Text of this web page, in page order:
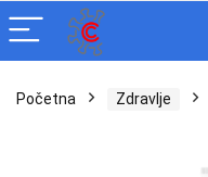
Početna Zdravlje